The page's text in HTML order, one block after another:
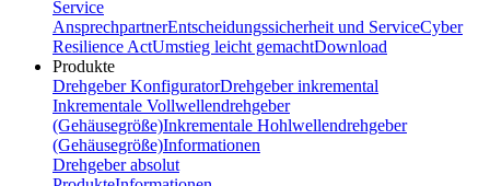
Service
AnsprechpartnerEntscheidungssicherheit und ServiceCyber
Resilience ActUmstieg leicht gemachtDownload
Produkte
Drehgeber KonfiguratorDrehgeber inkremental
Inkrementale Vollwellendrehgeber
(Gehäusegröße)Inkrementale Hohlwellendrehgeber
(Gehäusegröße)Informationen
Drehgeber absolut